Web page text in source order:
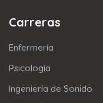
Carreras
Enfermería
Psicología
Ingeniería de Sonido